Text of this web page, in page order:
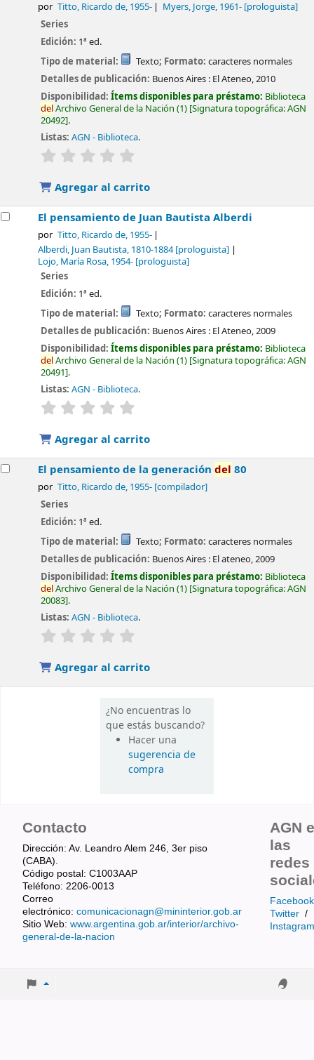
por Titto, Ricardo de, 1955- Myers, Jorge, 1961-[prologuista]
Series
Edición: 1ª ed.
Tipo de material:
Texto; Formato: caracteres normales
Detalles de publicación: Buenos Aires : El Ateneo,2010
Disponibilidad:Ítems disponibles para préstamo: Biblioteca
delArchivo General de la Nación (1) Signatura topográfica:AGN
20492 .
Listas: AGN - Biblioteca.
valoración
Agregar al carrito
El pensamiento de Juan Bautista Alberdi
por Titto, Ricardo de, 1955-
Alberdi, Juan Bautista, 1810-1884[prologuista]
Lojo, María Rosa, 1954- [prologuista]
Series
Edición: 1ª ed.
Tipo de material:
Texto; Formato: caracteres normales
Detalles de publicación: Buenos Aires : El Ateneo,2009
Disponibilidad:Ítems disponibles para préstamo: Biblioteca
delArchivo General de la Nación (1) Signatura topográfica:AGN
20491 .
Listas: AGN - Biblioteca.
valoración
Agregar al carrito
El pensamiento de la generacióndel 80
por Titto, Ricardo de, 1955-[compilador]
Series
Edición: 1ª ed.
Tipo de material:
Texto; Formato: caracteres normales
Detalles de publicación: Buenos Aires : El ateneo,2009
Disponibilidad:Ítems disponibles para préstamo: Biblioteca
delArchivo General de la Nación (1) Signatura topográfica:AGN
20083 .
Listas: AGN - Biblioteca.
valoración
Agregar al carrito
¿No encuentras lo
que estás buscando?
Hacer una
sugerencia de
compra
Contacto
Dirección: Av. Leandro Alem 246, 3er piso
(CABA).
Código postal: C1003AAP
Teléfono: 2206-0013
Correo
electrónico: comunicacionagn@mininterior.gob.ar
Sitio Web: www.argentina.gob.ar/interior/archivo-
general-de-la-nacion
AGN
las
redes
Facebook
Twitter /
Instagram